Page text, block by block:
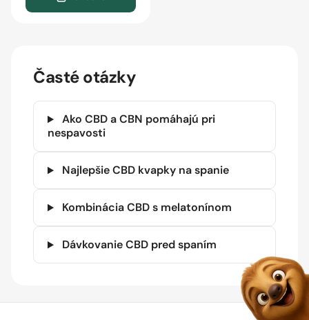
Časté otázky
Ako CBD a CBN pomáhajú pri
nespavosti
Najlepšie CBD kvapky na spanie
Kombinácia CBD s melatonínom
Dávkovanie CBD pred spaním